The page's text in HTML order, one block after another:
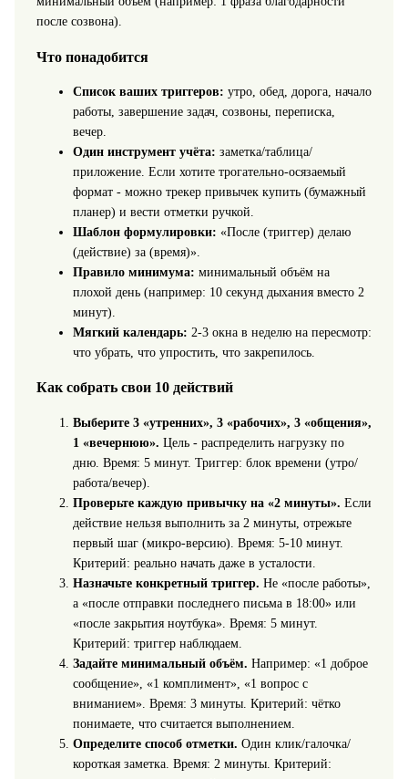
после созвона).
Что понадобится
Список ваших триггеров: утро, обед, дорога, начало
работы, завершение задач, созвоны, переписка,
вечер.
Один инструмент учёта: заметка/таблица/
приложение. Если хотите трогательно-осязаемый
формат - можно трекер привычек купить (бумажный
планер) и вести отметки ручкой.
Шаблон формулировки: «После (триггер) делаю
(действие) за (время)».
Правило минимума: минимальный объём на
плохой день (например: 10 секунд дыхания вместо 2
минут).
Мягкий календарь: 2-3 окна в неделю на пересмотр:
что убрать, что упростить, что закрепилось.
Как собрать свои 10 действий
Выберите 3 «утренних», 3 «рабочих», 3 «общения»,
1 «вечернюю». Цель - распределить нагрузку по
дню. Время: 5 минут. Триггер: блок времени (утро/
работа/вечер).
Проверьте каждую привычку на «2 минуты». Если
действие нельзя выполнить за 2 минуты, отрежьте
первый шаг (микро-версию). Время: 5-10 минут.
Критерий: реально начать даже в усталости.
Назначьте конкретный триггер. Не «после работы»,
а «после отправки последнего письма в 18:00» или
«после закрытия ноутбука». Время: 5 минут.
Критерий: триггер наблюдаем.
Задайте минимальный объём. Например: «1 доброе
сообщение», «1 комплимент», «1 вопрос с
вниманием». Время: 3 минуты. Критерий: чётко
понимаете, что считается выполнением.
Определите способ отметки. Один клик/галочка/
короткая заметка. Время: 2 минуты. Критерий: